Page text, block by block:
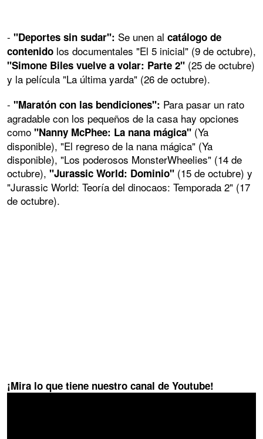
- "Deportes sin sudar": Se unen al catálogo de
contenido los documentales "El 5 inicial" (9 de octubre),
"Simone Biles vuelve a volar: Parte 2" (25 de octubre)
y la película "La última yarda" (26 de octubre).
- "Maratón con las bendiciones": Para pasar un rato
agradable con los pequeños de la casa hay opciones
como "Nanny McPhee: La nana mágica" (Ya
disponible), "El regreso de la nana mágica" (Ya
disponible), "Los poderosos MonsterWheelies" (14 de
octubre), "Jurassic World: Dominio" (15 de octubre) y
"Jurassic World: Teoría del dinocaos: Temporada 2" (17
de octubre).
¡Mira lo que tiene nuestro canal de Youtube!